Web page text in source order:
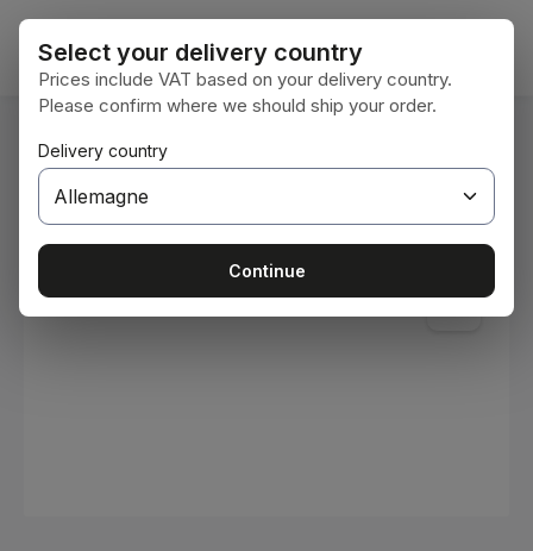
Passer au contenu principal
Vous êtes ici : Accueil
Peintures et vernis
Ignorer la galerie d'images
Select your delivery country
Prices include VAT based on your delivery country.
Please confirm where we should ship your order.
Delivery country
Continue